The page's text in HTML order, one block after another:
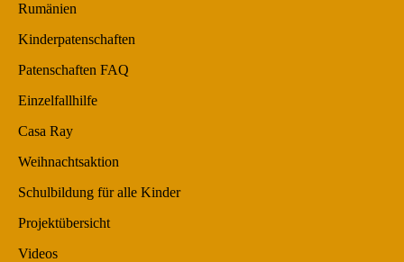
Rumänien
Kinderpatenschaften
Patenschaften FAQ
Einzelfallhilfe
Casa Ray
Weihnachtsaktion
Schulbildung für alle Kinder
Projektübersicht
Videos